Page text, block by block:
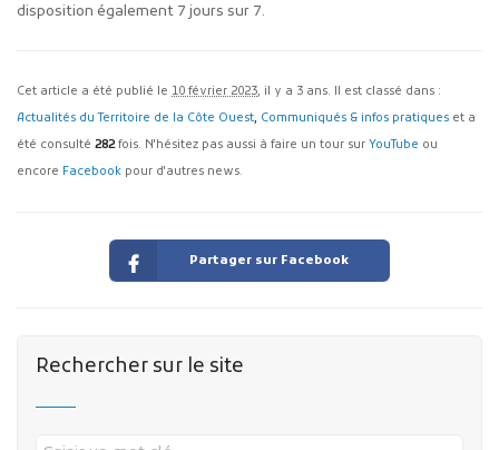
disposition également 7 jours sur 7.
Cet article a été publié le 10 février 2023, il y a 3 ans. Il est classé dans :
Actualités du Territoire de la Côte Ouest, Communiqués & infos pratiques et a
été consulté 282fois. N'hésitez pas aussi à faire un tour sur YouTube ou
encore Facebook pour d'autres news.
Partager sur Facebook
Rechercher sur le site